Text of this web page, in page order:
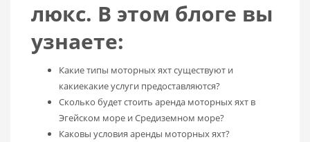
люкс. В этом блоге вы
узнаете:
Какие типы моторных яхт существуют и
какиекакие услуги предоставляются?
Сколько будет стоить аренда моторных яхт в
Эгейском море и Средиземном море?
Каковы условия аренды моторных яхт?